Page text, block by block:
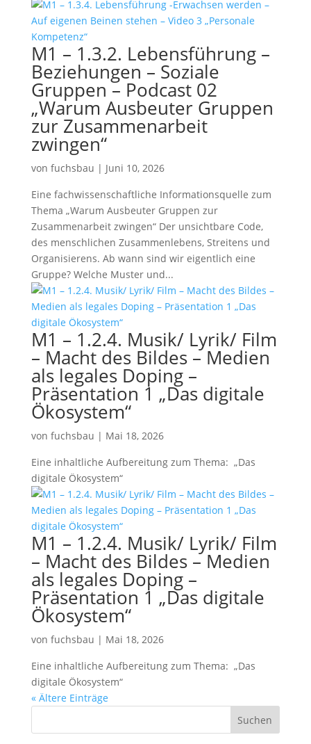
M1 – 1.3.2. Lebensführung –
Beziehungen – Soziale
Gruppen – Podcast 02
„Warum Ausbeuter Gruppen
zur Zusammenarbeit
zwingen“
von fuchsbau | Juni 10, 2026
Eine fachwissenschaftliche Informationsquelle zum
Thema „Warum Ausbeuter Gruppen zur
Zusammenarbeit zwingen“ Der unsichtbare Code,
des menschlichen Zusammenlebens, Streitens und
Organisierens. Ab wann sind wir eigentlich eine
Gruppe? Welche Muster und...
M1 – 1.2.4. Musik/ Lyrik/ Film
– Macht des Bildes – Medien
als legales Doping –
Präsentation 1 „Das digitale
Ökosystem“
von fuchsbau | Mai 18, 2026
Eine inhaltliche Aufbereitung zum Thema: „Das
digitale Ökosystem“
M1 – 1.2.4. Musik/ Lyrik/ Film
– Macht des Bildes – Medien
als legales Doping –
Präsentation 1 „Das digitale
Ökosystem“
von fuchsbau | Mai 18, 2026
Eine inhaltliche Aufbereitung zum Thema: „Das
digitale Ökosystem“
« Ältere Einträge